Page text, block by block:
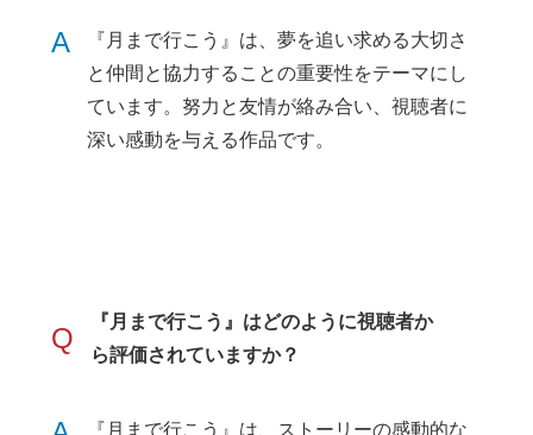
A
『月まで行こう』は、夢を追い求める大切さ
と仲間と協力することの重要性をテーマにし
ています。努力と友情が絡み合い、視聴者に
深い感動を与える作品です。
Q
『月まで行こう』はどのように視聴者か
ら評価されていますか？
『月まで行こう』は、ストーリーの感動的な